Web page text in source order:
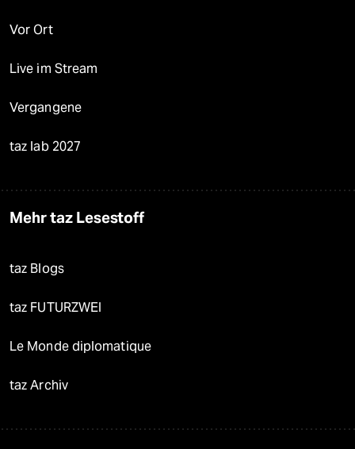
Vor Ort
Live im Stream
Vergangene
taz lab 2027
Mehr taz Lesestoff
taz Blogs
taz FUTURZWEI
Le Monde diplomatique
taz Archiv